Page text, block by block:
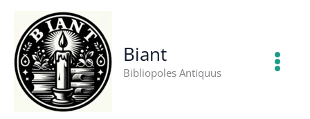
content
Biant
Bibliopoles Antiquus